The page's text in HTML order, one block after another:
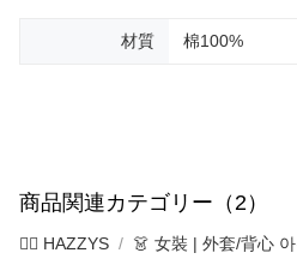
材質 棉100%
商品関連カテゴリー（2）
🐕‍🦺 HAZZYS 👗 女裝 | 外套/背心